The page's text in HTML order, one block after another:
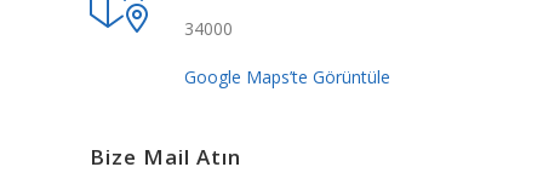
34000
Google Maps’te Görüntüle
Bize Mail Atın